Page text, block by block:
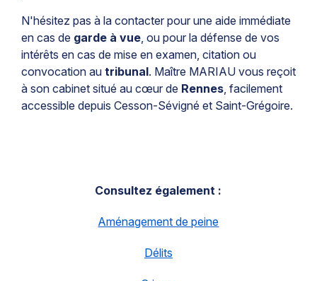
N'hésitez pas à la contacter pour une aide immédiate
en cas de garde à vue, ou pour la défense de vos
intérêts en cas de mise en examen, citation ou
convocation au tribunal. Maître MARIAU vous reçoit
à son cabinet situé au cœur de Rennes, facilement
accessible depuis Cesson-Sévigné et Saint-Grégoire.
Consultez également :
Aménagement de peine
Délits